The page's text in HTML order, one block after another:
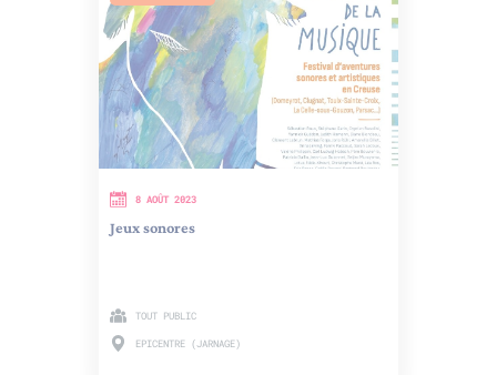
8 AOÛT 2023
Jeux sonores
TOUT PUBLIC
EPICENTRE (JARNAGE)